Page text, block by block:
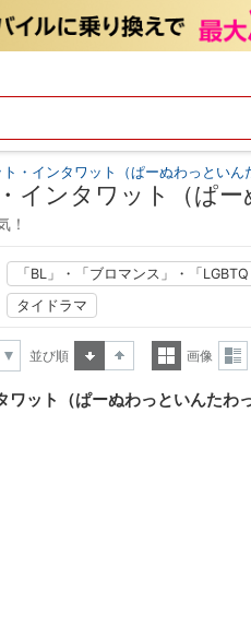
・インタワット（ぱーぬわっといん
インタワット（ぱー
！
「BL」・「ブロマンス」・「
タイドラマ
並び順
表示
画像
表示
ワット（ぱーぬわっといんたわ